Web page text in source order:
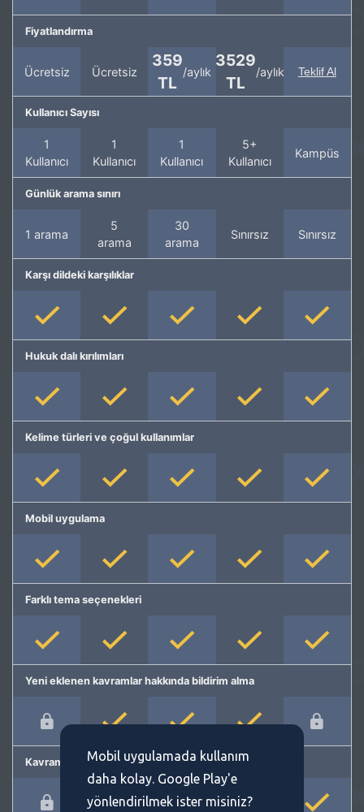
Fiyatlandırma
Ücretsiz Ücretsiz
359
TL
/aylık
3529
TL
/aylık Teklif Al
Kullanıcı Sayısı
1
Kullanıcı
1
Kullanıcı
1
Kullanıcı
5+
Kullanıcı
Kampüs
Günlük arama sınırı
1 arama
5
arama
30
arama
Sınırsız Sınırsız
Karşı dildeki karşılıklar
Hukuk dalı kırılımları
Kelime türleri ve çoğul kullanımlar
Mobil uygulama
Farklı tema seçenekleri
Yeni eklenen kavramlar hakkında bildirim alma
Kavram önermeMobil uygulamada kullanım
daha kolay. Google Play'e
yönlendirilmek ister misiniz?